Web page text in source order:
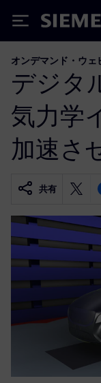
Siemens
オンデマンド・ウェ
デジタ
気力学
加速さ
共有